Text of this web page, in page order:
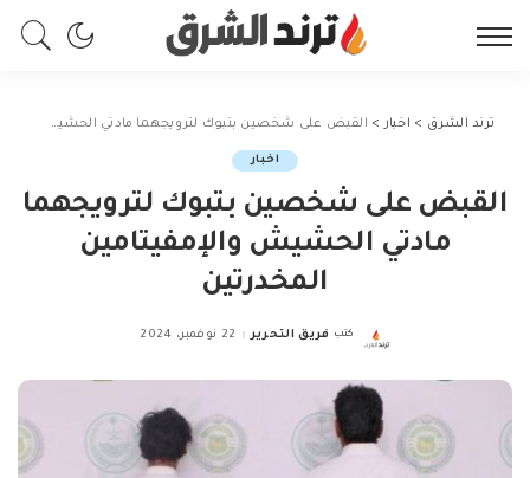
ترند الشرق > اخبار > القبض على شخصين بتبوك لترويجهما مادتي الحشيش والإمفيتامين المخدرتين
اخبار
القبض على شخصين بتبوك لترويجهما
مادتي الحشيش والإمفيتامين
المخدرتين
Posted
كتب فريق التحرير 22 نوفمبر، 2024